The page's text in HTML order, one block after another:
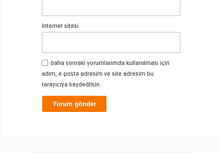
İnternet sitesi
Daha sonraki yorumlarımda kullanılması için
adım, e-posta adresim ve site adresim bu
tarayıcıya kaydedilsin.